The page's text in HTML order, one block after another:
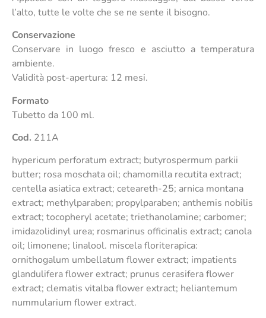
l’alto, tutte le volte che se ne sente il bisogno.
Conservazione
Conservare in luogo fresco e asciutto a temperatura
ambiente.
Validità post-apertura: 12 mesi.
Formato
Tubetto da 100 ml.
Cod. 211A
hypericum perforatum extract; butyrospermum parkii
butter; rosa moschata oil; chamomilla recutita extract;
centella asiatica extract; ceteareth-25; arnica montana
extract; methylparaben; propylparaben; anthemis nobilis
extract; tocopheryl acetate; triethanolamine; carbomer;
imidazolidinyl urea; rosmarinus officinalis extract; canola
oil; limonene; linalool. miscela floriterapica:
ornithogalum umbellatum flower extract; impatients
glandulifera flower extract; prunus cerasifera flower
extract; clematis vitalba flower extract; heliantemum
nummularium flower extract.